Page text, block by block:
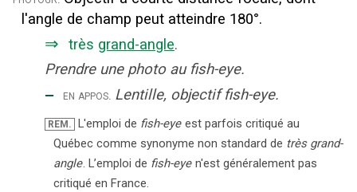
l'angle de champ peut atteindre 180°.
⇒ très grand-angle.
Prendre une photo au fish-eye.
‒ en appos. Lentille, objectif fish-eye.
REM. L'emploi de fish-eye est parfois critiqué au
Québec comme synonyme non standard de très grand-
angle. L’emploi de fish-eye n'est généralement pas
critiqué en France.